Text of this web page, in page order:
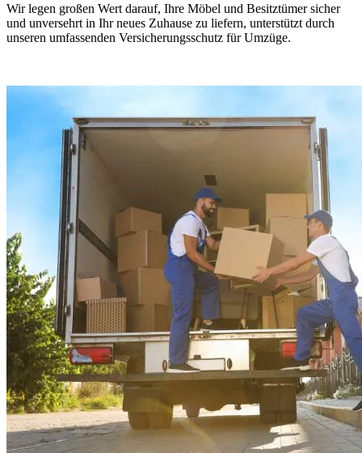
Wir legen großen Wert darauf, Ihre Möbel und Besitztümer sicher
und unversehrt in Ihr neues Zuhause zu liefern, unterstützt durch
unseren umfassenden Versicherungsschutz für Umzüge.